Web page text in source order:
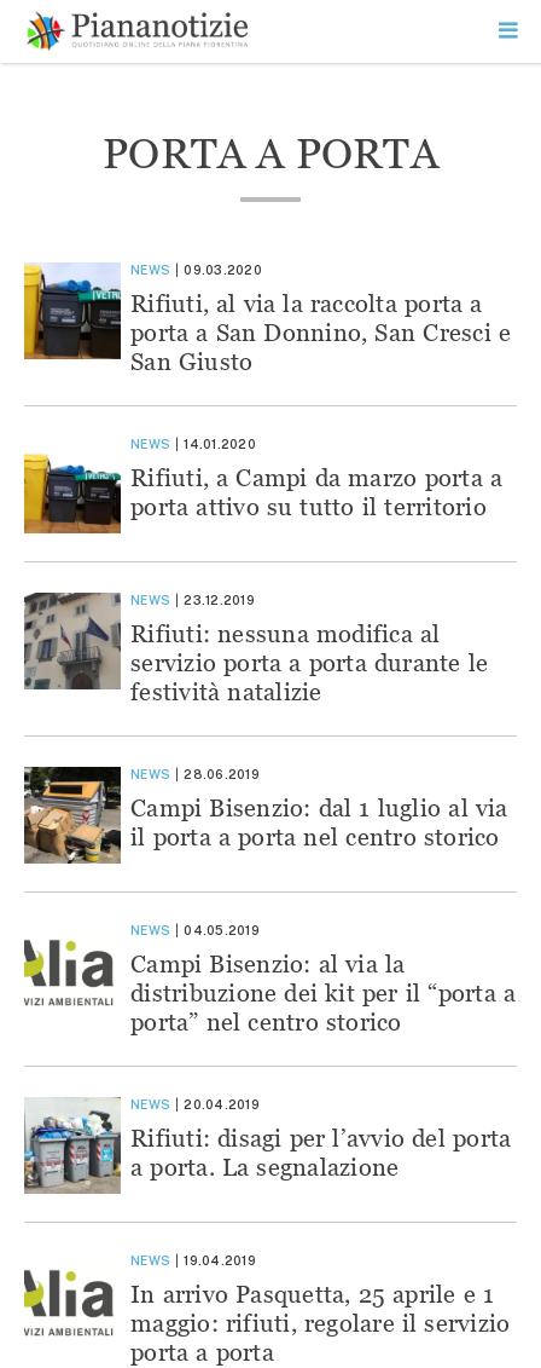
contenuto
SEARCH
PORTA A PORTA
NEWS 09.03.2020
Rifiuti, al via la raccolta porta a
porta a San Donnino, San Cresci e
San Giusto
NEWS 14.01.2020
Rifiuti, a Campi da marzo porta a
porta attivo su tutto il territorio
NEWS 23.12.2019
Rifiuti: nessuna modifica al
servizio porta a porta durante le
festività natalizie
NEWS 28.06.2019
Campi Bisenzio: dal 1 luglio al via
il porta a porta nel centro storico
NEWS 04.05.2019
Campi Bisenzio: al via la
distribuzione dei kit per il “porta a
porta” nel centro storico
NEWS 20.04.2019
Rifiuti: disagi per l’avvio del porta
a porta. La segnalazione
NEWS 19.04.2019
In arrivo Pasquetta, 25 aprile e 1
maggio: rifiuti, regolare il servizio
porta a porta